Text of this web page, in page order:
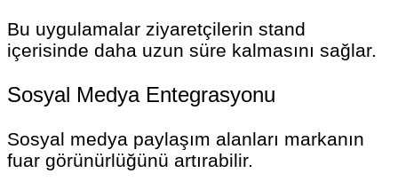
Bu uygulamalar ziyaretçilerin stand
içerisinde daha uzun süre kalmasını sağlar.
Sosyal Medya Entegrasyonu
Sosyal medya paylaşım alanları markanın
fuar görünürlüğünü artırabilir.